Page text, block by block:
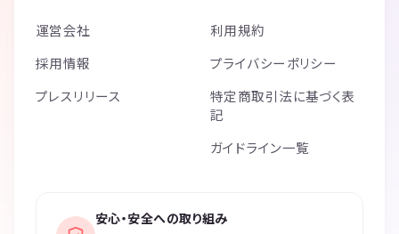
運営会社
採用情報
プレスリリース
利用規約
プライバシーポリシー
特定商取引法に基づく表
記
ガイドライン一覧
安心・安全への取り組み